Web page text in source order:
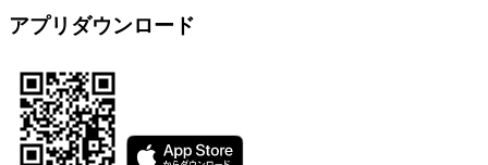
アプリダウンロード